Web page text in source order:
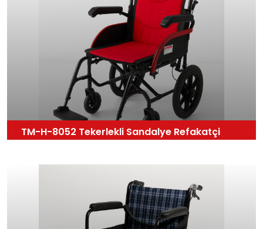
TM-H-8052 Tekerlekli Sandalye Refakatçi